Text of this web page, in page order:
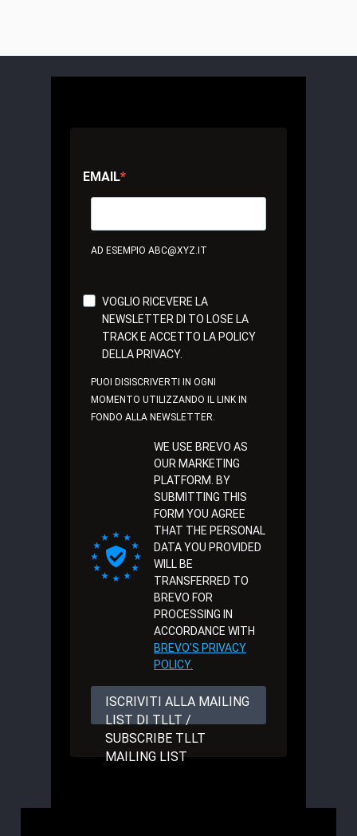
EMAIL
AD ESEMPIO ABC@XYZ.IT
VOGLIO RICEVERE LA
NEWSLETTER DI TO LOSE LA
TRACK E ACCETTO LA POLICY
DELLA PRIVACY.
PUOI DISISCRIVERTI IN OGNI
MOMENTO UTILIZZANDO IL LINK IN
FONDO ALLA NEWSLETTER.
WE USE BREVO AS
OUR MARKETING
PLATFORM. BY
SUBMITTING THIS
FORM YOU AGREE
THAT THE PERSONAL
DATA YOU PROVIDED
WILL BE
TRANSFERRED TO
BREVO FOR
PROCESSING IN
ACCORDANCE WITH
BREVO'S PRIVACY
POLICY.
ISCRIVITI ALLA MAILING
LIST DI TLLT /
SUBSCRIBE TLLT
MAILING LIST